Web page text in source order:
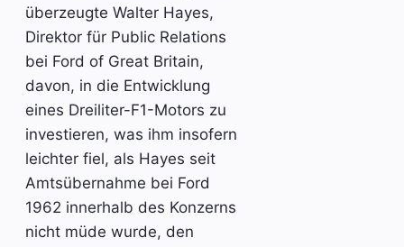
überzeugte Walter Hayes,
Direktor für Public Relations
bei Ford of Great Britain,
davon, in die Entwicklung
eines Dreiliter-F1-Motors zu
investieren, was ihm insofern
leichter fiel, als Hayes seit
Amtsübernahme bei Ford
1962 innerhalb des Konzerns
nicht müde wurde, den